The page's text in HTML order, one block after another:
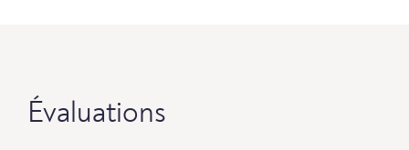
Évaluations